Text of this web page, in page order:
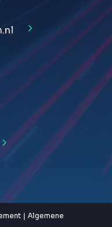
| Algemene